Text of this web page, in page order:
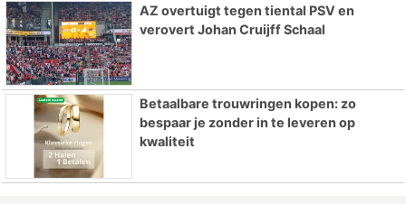
AZ overtuigt tegen tiental PSV en
verovert Johan Cruijff Schaal
Betaalbare trouwringen kopen: zo
bespaar je zonder in te leveren op
kwaliteit